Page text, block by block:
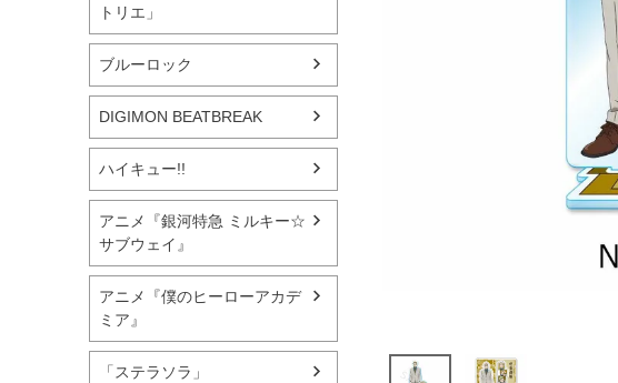
トリエ」
ブルーロック
DIGIMON BEATBREAK
ハイキュー!!
アニメ『銀河特急 ミルキー☆
サブウェイ』
アニメ『僕のヒーローアカデ
ミア』
「ステラソラ」